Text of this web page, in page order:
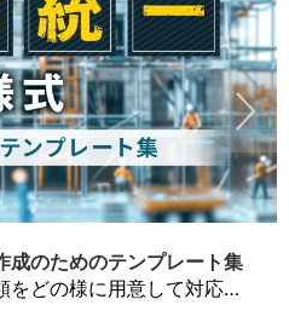
成のためのテンプレート集
建設工事に関わる安全書類をどの様に用意して対応するか？関連書式テンプレートから書き方の注意点などの役立つコラムをbizoceanがお届けします。